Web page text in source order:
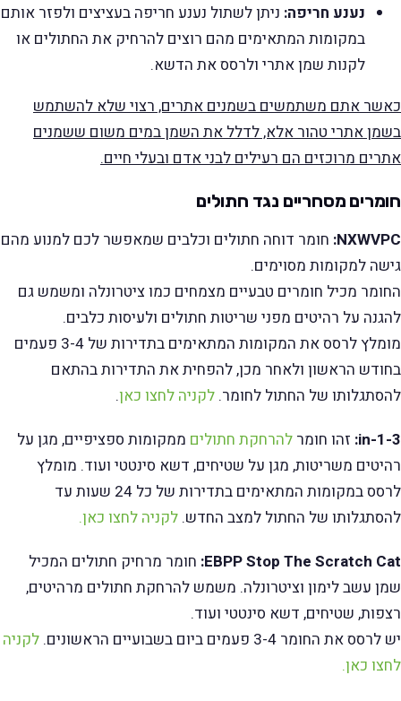
נענע חריפה: ניתן לשתול נענע חריפה בעציצים ולפזר אותם
במקומות המתאימים מהם רוצים להרחיק את החתולים או
לקנות שמן אתרי ולרסס את הדשא.
כאשר אתם משתמשים בשמנים אתרים, רצוי שלא להשתמש
בשמן אתרי טהור אלא, לדלל את השמן במים משום ששמנים
אתרים מרוכזים הם רעילים לבני אדם ובעלי חיים.
חומרים מסחריים נגד חתולים
NXWVPC: חומר דוחה חתולים וכלבים שמאפשר לכם למנוע מהם
גישה למקומות מסוימים.
החומר מכיל חומרים טבעיים מצמחים כמו ציטרונלה ומשמש גם
להגנה על רהיטים מפני שריטות חתולים ולעיסות כלבים.
מומלץ לרסס את המקומות המתאימים בתדירות של 3-4 פעמים
בחודש הראשון ולאחר מכן, להפחית את התדירות בהתאם
להסתגלותו של החתול לחומר. לקניה לחצו כאן.
3-in-1:
זהו חומר להרחקת חתולים ממקומות ספציפיים, מגן על
רהיטים משריטות, מגן על שטיחים, דשא סינטטי ועוד. מומלץ
לרסס במקומות המתאימים בתדירות של כל 24 שעות עד
להסתגלותו של החתול למצב החדש. לקניה לחצו כאן.
EBPP Stop The Scratch Cat: חומר מרחיק חתולים המכיל
שמן עשב לימון וציטרונלה. משמש להרחקת חתולים מרהיטים,
רצפות, שטיחים, דשא סינטטי ועוד.
יש לרסס את החומר 3-4 פעמים ביום בשבועיים הראשונים.
לקניה
לחצו כאן.